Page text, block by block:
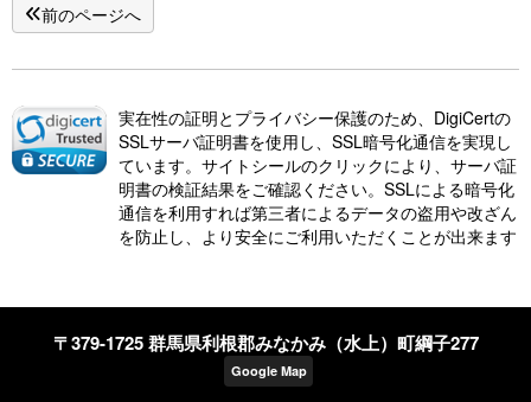
前のページへ
実在性の証明とプライバシー保護のため、DigiCertの
SSLサーバ証明書を使用し、SSL暗号化通信を実現し
ています。サイトシールのクリックにより、サーバ証
明書の検証結果をご確認ください。SSLによる暗号化
通信を利用すれば第三者によるデータの盗用や改ざん
を防止し、より安全にご利用いただくことが出来ます
〒379-1725 群馬県利根郡みなかみ（水上）町綱子277
Google Map